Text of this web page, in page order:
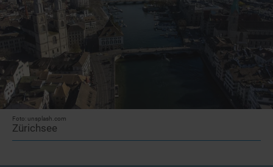
Foto: unsplash.com
Zürichsee